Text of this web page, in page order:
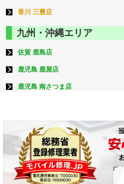
香川 三豊店
九州・沖縄エリア
佐賀 鹿島店
鹿児島 鹿屋店
鹿児島 南さつま店